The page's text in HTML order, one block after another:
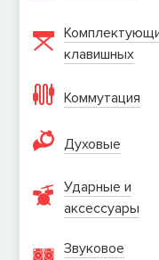
клавишных
Коммутация
Духовые
Ударные и
аксеcсуары
Звуковое